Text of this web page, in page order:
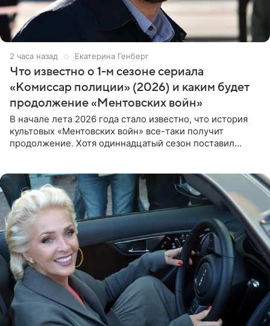
2 часа назад Екатерина Генберг
Что известно о 1-м сезоне сериала
«Комиссар полиции» (2026) и каким будет
продолжение «Ментовских войн»
В начале лета 2026 года стало известно, что история
культовых «Ментовских войн» все-таки получит
продолжение. Хотя одиннадцатый сезон поставил